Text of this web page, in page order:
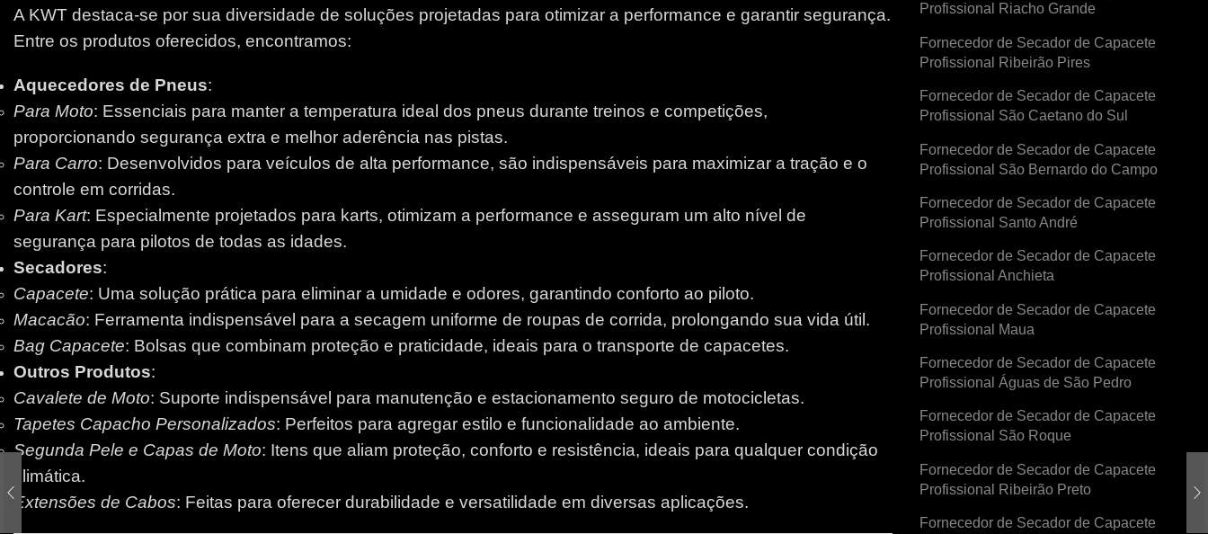
A KWT destaca-se por sua diversidade de soluções projetadas para otimizar a performance e garantir segurança.
Entre os produtos oferecidos, encontramos:
Aquecedores de Pneus:
Para Moto: Essenciais para manter a temperatura ideal dos pneus durante treinos e competições,
proporcionando segurança extra e melhor aderência nas pistas.
Para Carro: Desenvolvidos para veículos de alta performance, são indispensáveis para maximizar a tração e o
controle em corridas.
Para Kart: Especialmente projetados para karts, otimizam a performance e asseguram um alto nível de
segurança para pilotos de todas as idades.
Secadores:
Capacete: Uma solução prática para eliminar a umidade e odores, garantindo conforto ao piloto.
Macacão: Ferramenta indispensável para a secagem uniforme de roupas de corrida, prolongando sua vida útil.
Bag Capacete: Bolsas que combinam proteção e praticidade, ideais para o transporte de capacetes.
Outros Produtos:
Cavalete de Moto: Suporte indispensável para manutenção e estacionamento seguro de motocicletas.
Tapetes Capacho Personalizados: Perfeitos para agregar estilo e funcionalidade ao ambiente.
Segunda Pele e Capas de Moto: Itens que aliam proteção, conforto e resistência, ideais para qualquer condição
climática.
Extensões de Cabos: Feitas para oferecer durabilidade e versatilidade em diversas aplicações.
Profissional Riacho Grande
Fornecedor de Secador de Capacete
Profissional Ribeirão Pires
Fornecedor de Secador de Capacete
Profissional São Caetano do Sul
Fornecedor de Secador de Capacete
Profissional São Bernardo do Campo
Fornecedor de Secador de Capacete
Profissional Santo André
Fornecedor de Secador de Capacete
Profissional Anchieta
Fornecedor de Secador de Capacete
Profissional Maua
Fornecedor de Secador de Capacete
Profissional Águas de São Pedro
Fornecedor de Secador de Capacete
Profissional São Roque
Fornecedor de Secador de Capacete
Profissional Ribeirão Preto
Fornecedor de Secador de Capacete